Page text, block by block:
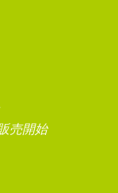
売開始